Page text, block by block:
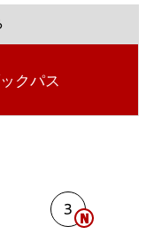
クパス
3